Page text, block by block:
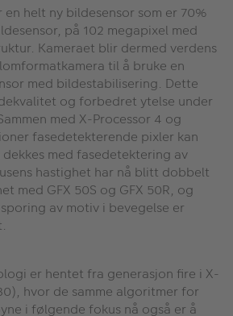
en helt ny bildesensor som er 70%
på 102 megapixel med
Kameraet blir dermed verdens
til å bruke en
med bildestabilisering. Dette
og forbedret ytelse under
med X-Processor 4 og
fasedetekterende pixler kan
med fasedetektering av
hastighet har nå blitt dobbelt
med GFX 50S og GFX 50R, og
av motiv i bevegelse er
er hentet fra generasjon fire i X-
hvor de samme algoritmer for
i følgende fokus nå også er å